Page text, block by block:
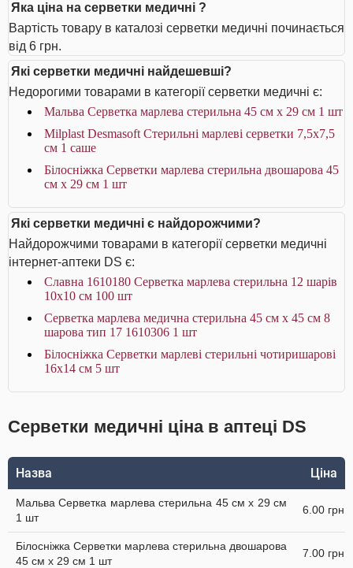
Яка ціна на серветки медичні ?
Вартість товару в каталозі серветки медичні починається
від 6 грн.
Які серветки медичні найдешевші?
Недорогими товарами в категорії серветки медичні є:
Мальва Серветка марлева стерильна 45 см x 29 cм 1 шт
Milplast Desmasoft Стерильні марлеві серветки 7,5x7,5
см 1 саше
Білосніжка Серветки марлева стерильна двошарова 45
см х 29 см 1 шт
Які серветки медичні є найдорожчими?
Найдорожчими товарами в категорії серветки медичні
інтернет-аптеки DS є:
Славна 1610180 Серветка марлева стерильна 12 шарів
10х10 см 100 шт
Серветка марлева медична стерильна 45 см х 45 см 8
шарова тип 17 1610306 1 шт
Білосніжка Серветки марлеві стерильні чотиришарові
16x14 cм 5 шт
Серветки медичні ціна в аптеці DS
Назва Ціна
Мальва Серветка марлева стерильна 45 см x 29 cм
1 шт
6.00 грн
Білосніжка Серветки марлева стерильна двошарова
45 см х 29 см 1 шт
7.00 грн